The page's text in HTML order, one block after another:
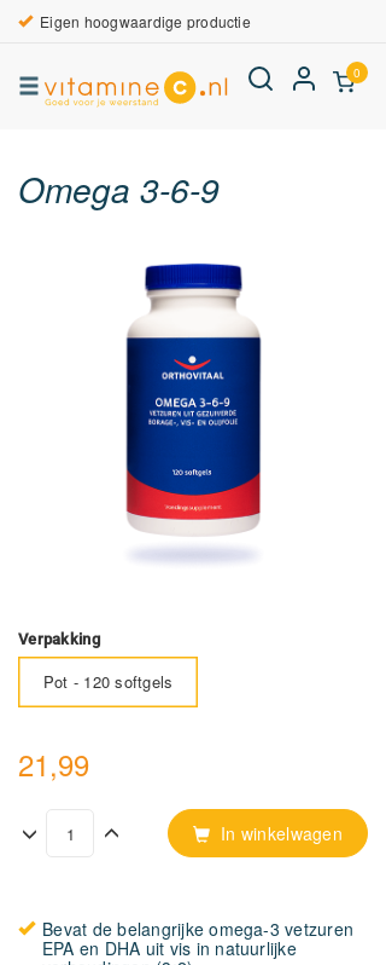
Eigen hoogwaardige productie
0
Omega 3-6-9
Verpakking
Pot - 120 softgels
21,99
In winkelwagen
Bevat de belangrijke omega-3 vetzuren
EPA en DHA uit vis in natuurlijke